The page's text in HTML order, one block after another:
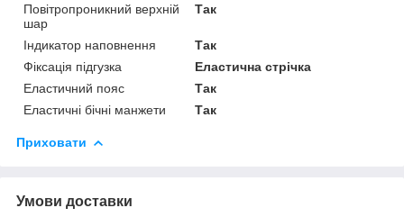
Повітропроникний верхній
шар
Так
Індикатор наповнення
Так
Фіксація підгузка
Еластична стрічка
Еластичний пояс
Так
Еластичні бічні манжети
Так
Приховати
Умови доставки